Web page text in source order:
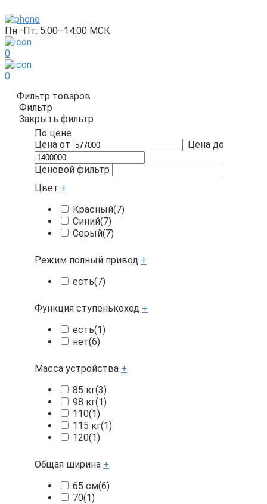
Пн–Пт: 5:00–14:00 МСК
0
0
Фильтр товаров
Фильтр
Закрыть фильтр
По цене
Цена от
Цена до
Ценовой фильтр
Цвет +
Красный(7)
Синий(7)
Серый(7)
Режим полный привод +
есть(7)
Функция ступенькоход +
есть(1)
нет(6)
Масса устройства +
85 кг(3)
98 кг(1)
110(1)
115 кг(1)
120(1)
Общая ширина +
65 см(6)
70(1)